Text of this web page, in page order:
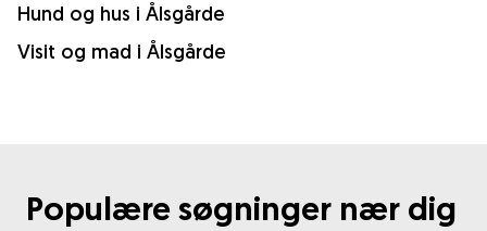
Hund og hus i Ålsgårde
Visit og mad i Ålsgårde
Populære søgninger nær dig